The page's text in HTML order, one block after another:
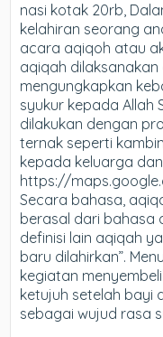
nasi kotak 20rb,
kelahiran seorang
acara aqiqoh atau
aqiqah
mengungkapkan
syukur kepada Allah
dilakukan dengan
ternak seperti
kepada keluarga
https://
Secara bahasa,
berasal dari bahasa
definisi lain aqiqah
baru dilahirkan”.
kegiatan
ketujuh setelah bayi
sebagai wujud rasa